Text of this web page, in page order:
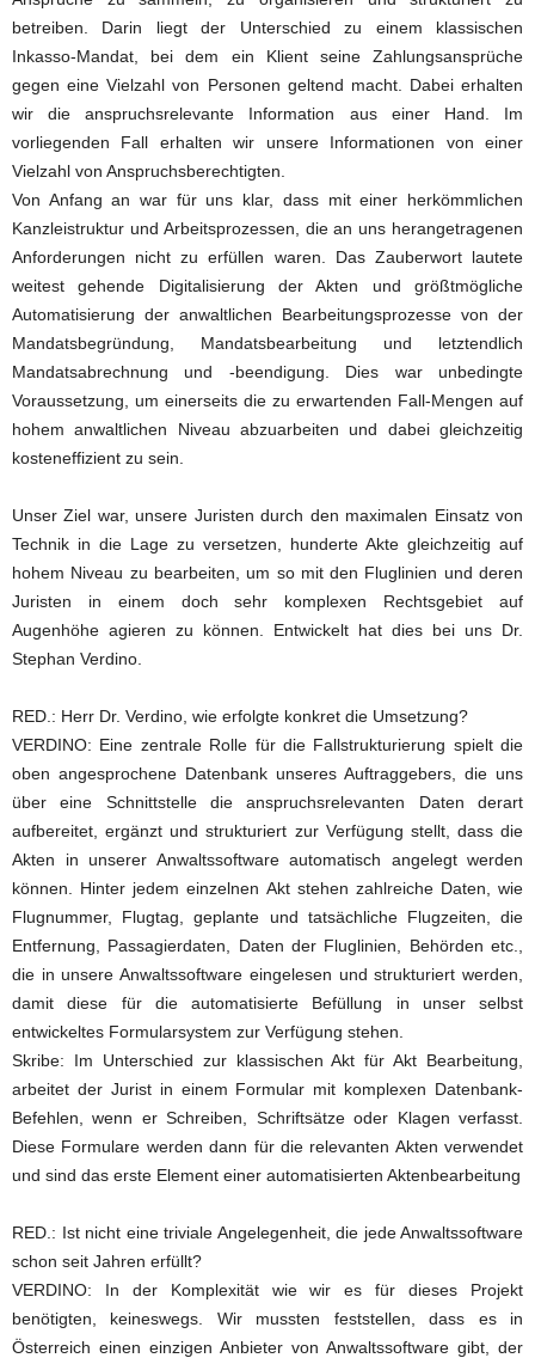
betreiben. Darin liegt der Unterschied zu einem klassischen
Inkasso-Mandat, bei dem ein Klient seine Zahlungsansprüche
gegen eine Vielzahl von Personen geltend macht. Dabei erhalten
wir die anspruchsrelevante Information aus einer Hand. Im
vorliegenden Fall erhalten wir unsere Informationen von einer
Vielzahl von Anspruchsberechtigten.
Von Anfang an war für uns klar, dass mit einer herkömmlichen
Kanzleistruktur und Arbeitsprozessen, die an uns herangetragenen
Anforderungen nicht zu erfüllen waren. Das Zauberwort lautete
weitest gehende Digitalisierung der Akten und größtmögliche
Automatisierung der anwaltlichen Bearbeitungsprozesse von der
Mandatsbegründung, Mandatsbearbeitung und letztendlich
Mandatsabrechnung und -beendigung. Dies war unbedingte
Voraussetzung, um einerseits die zu erwartenden Fall-Mengen auf
hohem anwaltlichen Niveau abzuarbeiten und dabei gleichzeitig
kosteneffizient zu sein.
Unser Ziel war, unsere Juristen durch den maximalen Einsatz von
Technik in die Lage zu versetzen, hunderte Akte gleichzeitig auf
hohem Niveau zu bearbeiten, um so mit den Fluglinien und deren
Juristen in einem doch sehr komplexen Rechtsgebiet auf
Augenhöhe agieren zu können. Entwickelt hat dies bei uns Dr.
Stephan Verdino.
RED.: Herr Dr. Verdino, wie erfolgte konkret die Umsetzung?
VERDINO: Eine zentrale Rolle für die Fallstrukturierung spielt die
oben angesprochene Datenbank unseres Auftraggebers, die uns
über eine Schnittstelle die anspruchsrelevanten Daten derart
aufbereitet, ergänzt und strukturiert zur Verfügung stellt, dass die
Akten in unserer Anwaltssoftware automatisch angelegt werden
können. Hinter jedem einzelnen Akt stehen zahlreiche Daten, wie
Flugnummer, Flugtag, geplante und tatsächliche Flugzeiten, die
Entfernung, Passagierdaten, Daten der Fluglinien, Behörden etc.,
die in unsere Anwaltssoftware eingelesen und strukturiert werden,
damit diese für die automatisierte Befüllung in unser selbst
entwickeltes Formularsystem zur Verfügung stehen.
Skribe: Im Unterschied zur klassischen Akt für Akt Bearbeitung,
arbeitet der Jurist in einem Formular mit komplexen Datenbank-
Befehlen, wenn er Schreiben, Schriftsätze oder Klagen verfasst.
Diese Formulare werden dann für die relevanten Akten verwendet
und sind das erste Element einer automatisierten Aktenbearbeitung
RED.: Ist nicht eine triviale Angelegenheit, die jede Anwaltssoftware
schon seit Jahren erfüllt?
VERDINO: In der Komplexität wie wir es für dieses Projekt
benötigten, keineswegs. Wir mussten feststellen, dass es in
Österreich einen einzigen Anbieter von Anwaltssoftware gibt, der